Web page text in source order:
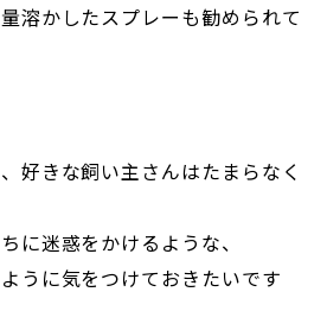
溶かしたスプレーも勧められて
好きな飼い主さんはたまらなく
に迷惑をかけるような、
うに気をつけておきたいです